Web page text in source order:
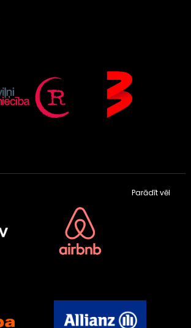
Parādīt vēl